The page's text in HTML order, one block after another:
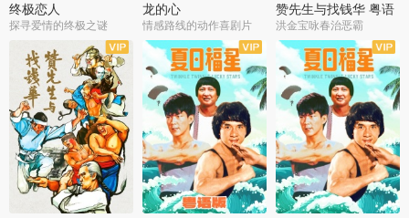
终极恋人
探寻爱情的终极之谜
龙的心
情感路线的动作喜剧片
赞先生与找钱华 粤语
版
洪金宝咏春治恶霸